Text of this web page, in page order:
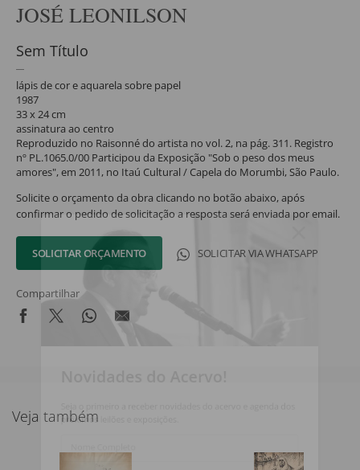
JOSÉ LEONILSON
Sem Título
lápis de cor e aquarela sobre papel
1987
33 x 24 cm
assinatura ao centro
Reproduzido no Raisonné do artista no vol. 2, na pág. 311. Registro
nº PL.1065.0/00 Participou da Exposição "Sob o peso dos meus
amores", em 2011, no Itaú Cultural / Capela do Morumbi, São Paulo.
Solicite o orçamento da obra clicando no botão abaixo, após
confirmar o pedido de solicitação a resposta será enviada por email.
SOLICITAR ORÇAMENTO SOLICITAR VIA WHATSAPP
Compartilhar
Veja também
Seja o primeiro a receber novidades do acervo e agenda dos
próximos leilões e exposições.
Nome Completo